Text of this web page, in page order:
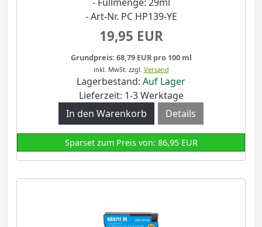
- Art-Nr. PC HP139-YE
19,95 EUR
Grundpreis: 68,79 EUR pro 100 ml
inkl. MwSt. zzgl. Versand
Lagerbestand: Auf Lager
Lieferzeit: 1-3 Werktage
Details
Sparset zum Preis von: 86,95 EUR